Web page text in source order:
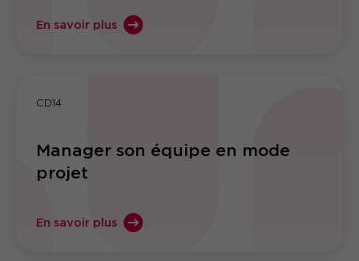
En savoir plus
CD14
Manager son équipe en mode
projet
En savoir plus